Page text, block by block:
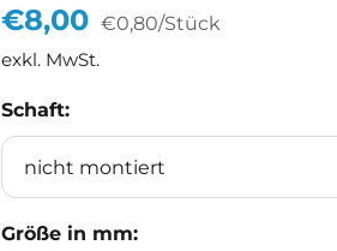
Angebotspreis
€8,00 €0,80/Stück
exkl. MwSt.
Schaft:
nicht montiert
Größe in mm: